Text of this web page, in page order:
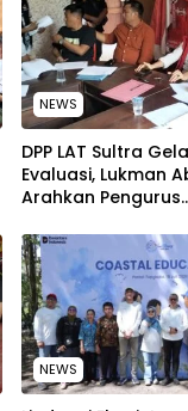
NEWS
‎DPP LAT Sultra
Evaluasi, Lukman
Arahkan Pengurus
Menyeluruh
NEWS